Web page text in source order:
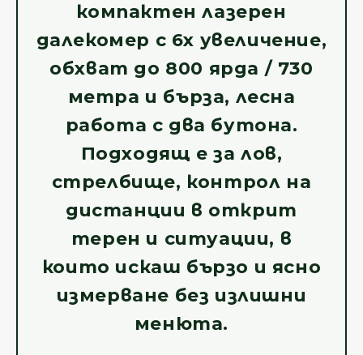
компактен лазерен
далекомер с 6x увеличение,
обхват до 800 ярда / 730
метра и бърза, лесна
работа с два бутона.
Подходящ е за лов,
стрелбище, контрол на
дистанции в открит
терен и ситуации, в
които искаш бързо и ясно
измерване без излишни
менюта.